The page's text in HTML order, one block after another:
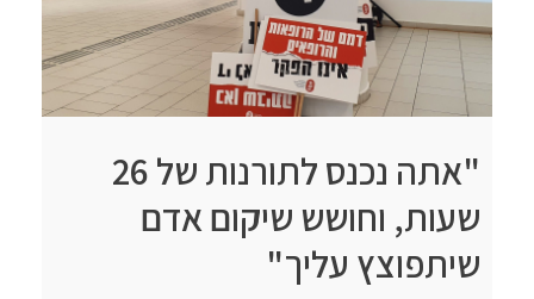
"אתה נכנס לתורנות של 26
שעות, וחושש שיקום אדם
שיתפוצץ עליך"